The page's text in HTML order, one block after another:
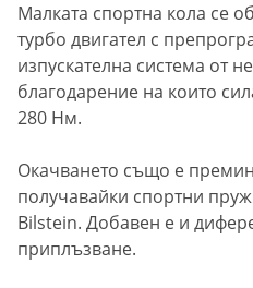
Малката спортна кола се
турбо двигател с
изпускателна система от
благодарение на които
280 Нм.
Окачването също е
получавайки спортни
Bilstein. Добавен е и
приплъзване.